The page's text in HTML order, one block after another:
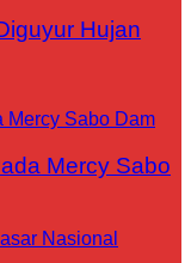
Hujan
Mercy Sabo